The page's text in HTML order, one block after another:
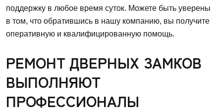
поддержку в любое время суток. Можете быть уверены
в том, что обратившись в нашу компанию, вы получите
оперативную и квалифицированную помощь.
РЕМОНТ ДВЕРНЫХ ЗАМКОВ
ВЫПОЛНЯЮТ
ПРОФЕССИОНАЛЫ